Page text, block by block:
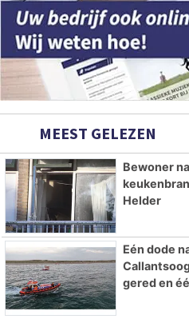
MEEST GELEZEN
Bewoner
Helder
Eén dode
gered en